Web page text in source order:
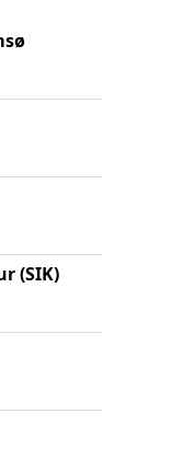
(SIK)